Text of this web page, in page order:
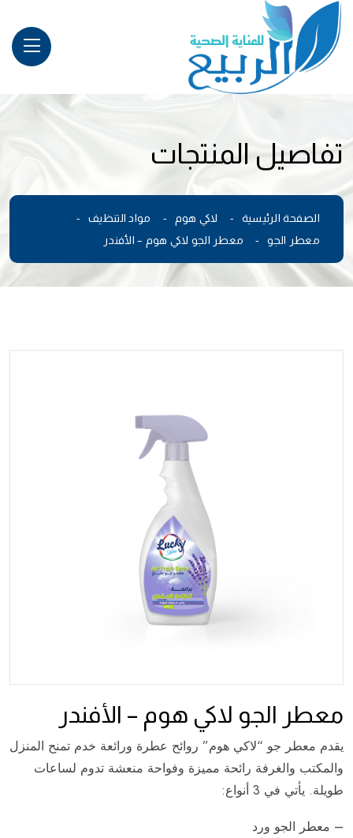
تفاصيل المنتجات
الصفحة الرئيسية لاكي هوم
مواد التنظيف
معطر الجو
معطر الجو لاكي هوم – الأفندر
معطر الجو لاكي هوم – الأفندر
يقدم معطر جو “لاكي هوم” روائح عطرة ورائعة خدم تمنح المنزل
والمكتب والغرفة رائحة مميزة وفواحة منعشة تدوم لساعات
طويلة. يأتي في 3 أنواع:
– معطر الجو ورد